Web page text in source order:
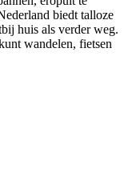
biedt talloze
huis als verder weg.
wandelen, fietsen